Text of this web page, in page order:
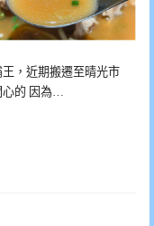
，近期搬遷至晴光市
的 因為…